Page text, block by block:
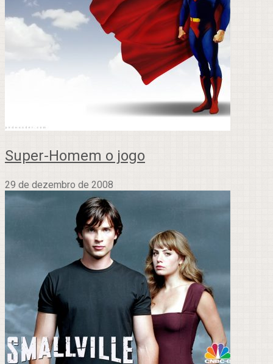
Super-Homem o jogo
29 de dezembro de 2008